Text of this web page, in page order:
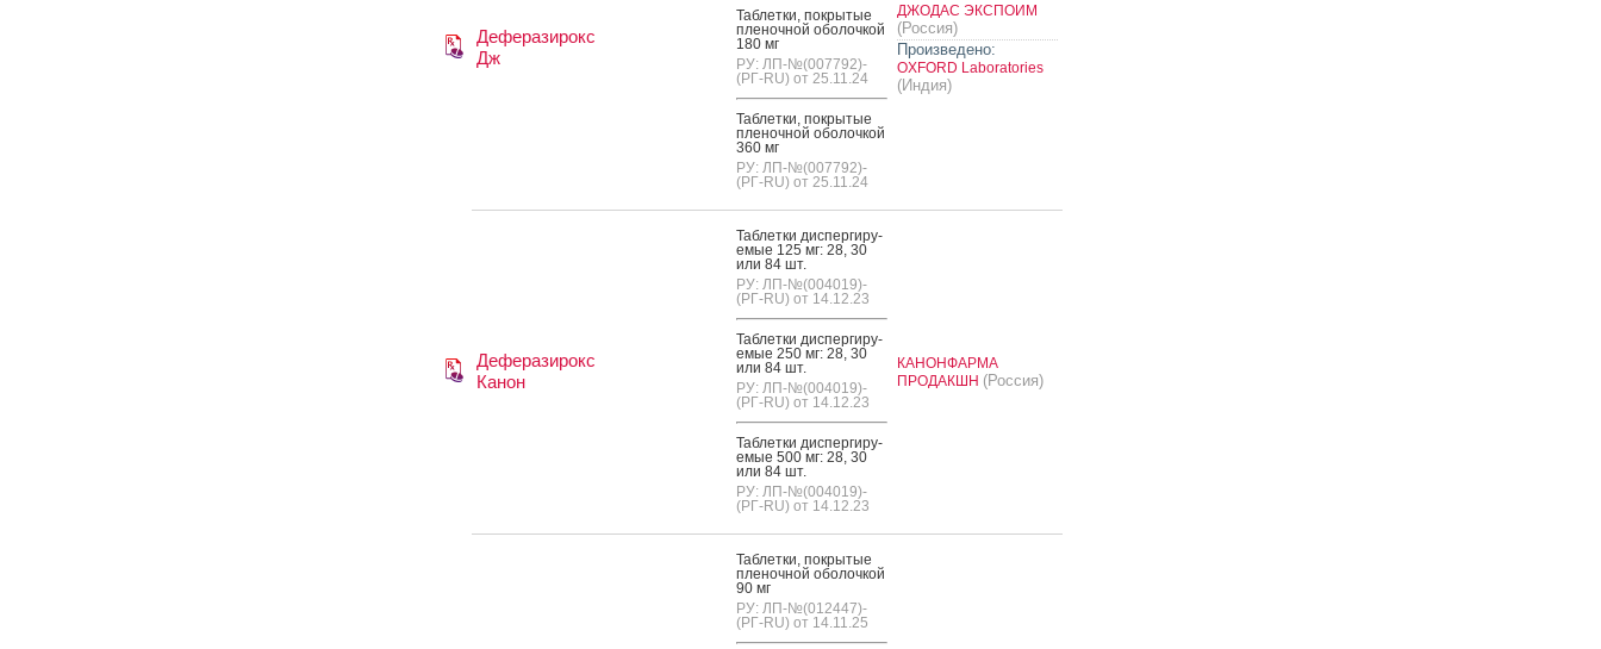
Деферазирокс
Дж
Таб­летки, пок­ры­тые
пле­ноч­ной обо­лоч­кой
180 мг
РУ: ЛП-№(007792)-
(РГ-RU) от 25.11.24
Таб­летки, пок­ры­тые
пле­ноч­ной обо­лоч­кой
360 мг
РУ: ЛП-№(007792)-
(РГ-RU) от 25.11.24
ДЖОДАС ЭКСПОИМ
(Россия)
Произведено:
OXFORD Laboratories
(Индия)
Деферазирокс
Канон
Таб­летки дис­перги­ру­
емые 125 мг: 28, 30
или 84 шт.
РУ: ЛП-№(004019)-
(РГ-RU) от 14.12.23
Таб­летки дис­перги­ру­
емые 250 мг: 28, 30
или 84 шт.
РУ: ЛП-№(004019)-
(РГ-RU) от 14.12.23
Таб­летки дис­перги­ру­
емые 500 мг: 28, 30
или 84 шт.
РУ: ЛП-№(004019)-
(РГ-RU) от 14.12.23
КАНОНФАРМА
ПРОДАКШН (Россия)
Таб­летки, пок­ры­тые
пле­ноч­ной обо­лоч­кой
90 мг
РУ: ЛП-№(012447)-
(РГ-RU) от 14.11.25